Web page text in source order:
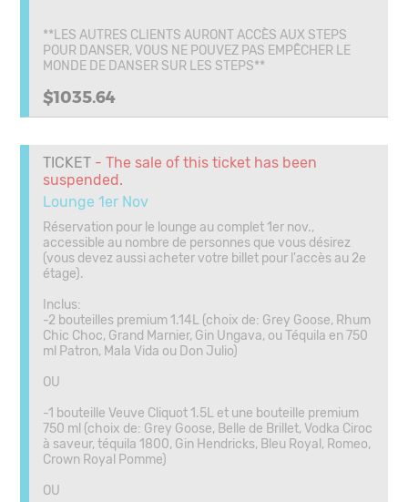
**LES AUTRES CLIENTS AURONT ACCÈS AUX STEPS
POUR DANSER, VOUS NE POUVEZ PAS EMPÊCHER LE
MONDE DE DANSER SUR LES STEPS**
$1035.64
TICKET - The sale of this ticket has been
suspended.
Lounge 1er Nov
Réservation pour le lounge au complet 1er nov.,
accessible au nombre de personnes que vous désirez
(vous devez aussi acheter votre billet pour l'accès au 2e
étage).
Inclus:
-2 bouteilles premium 1.14L (choix de: Grey Goose, Rhum
Chic Choc, Grand Marnier, Gin Ungava, ou Téquila en 750
ml Patron, Mala Vida ou Don Julio)
OU
-1 bouteille Veuve Cliquot 1.5L et une bouteille premium
750 ml (choix de: Grey Goose, Belle de Brillet, Vodka Ciroc
à saveur, téquila 1800, Gin Hendricks, Bleu Royal, Romeo,
Crown Royal Pomme)
OU